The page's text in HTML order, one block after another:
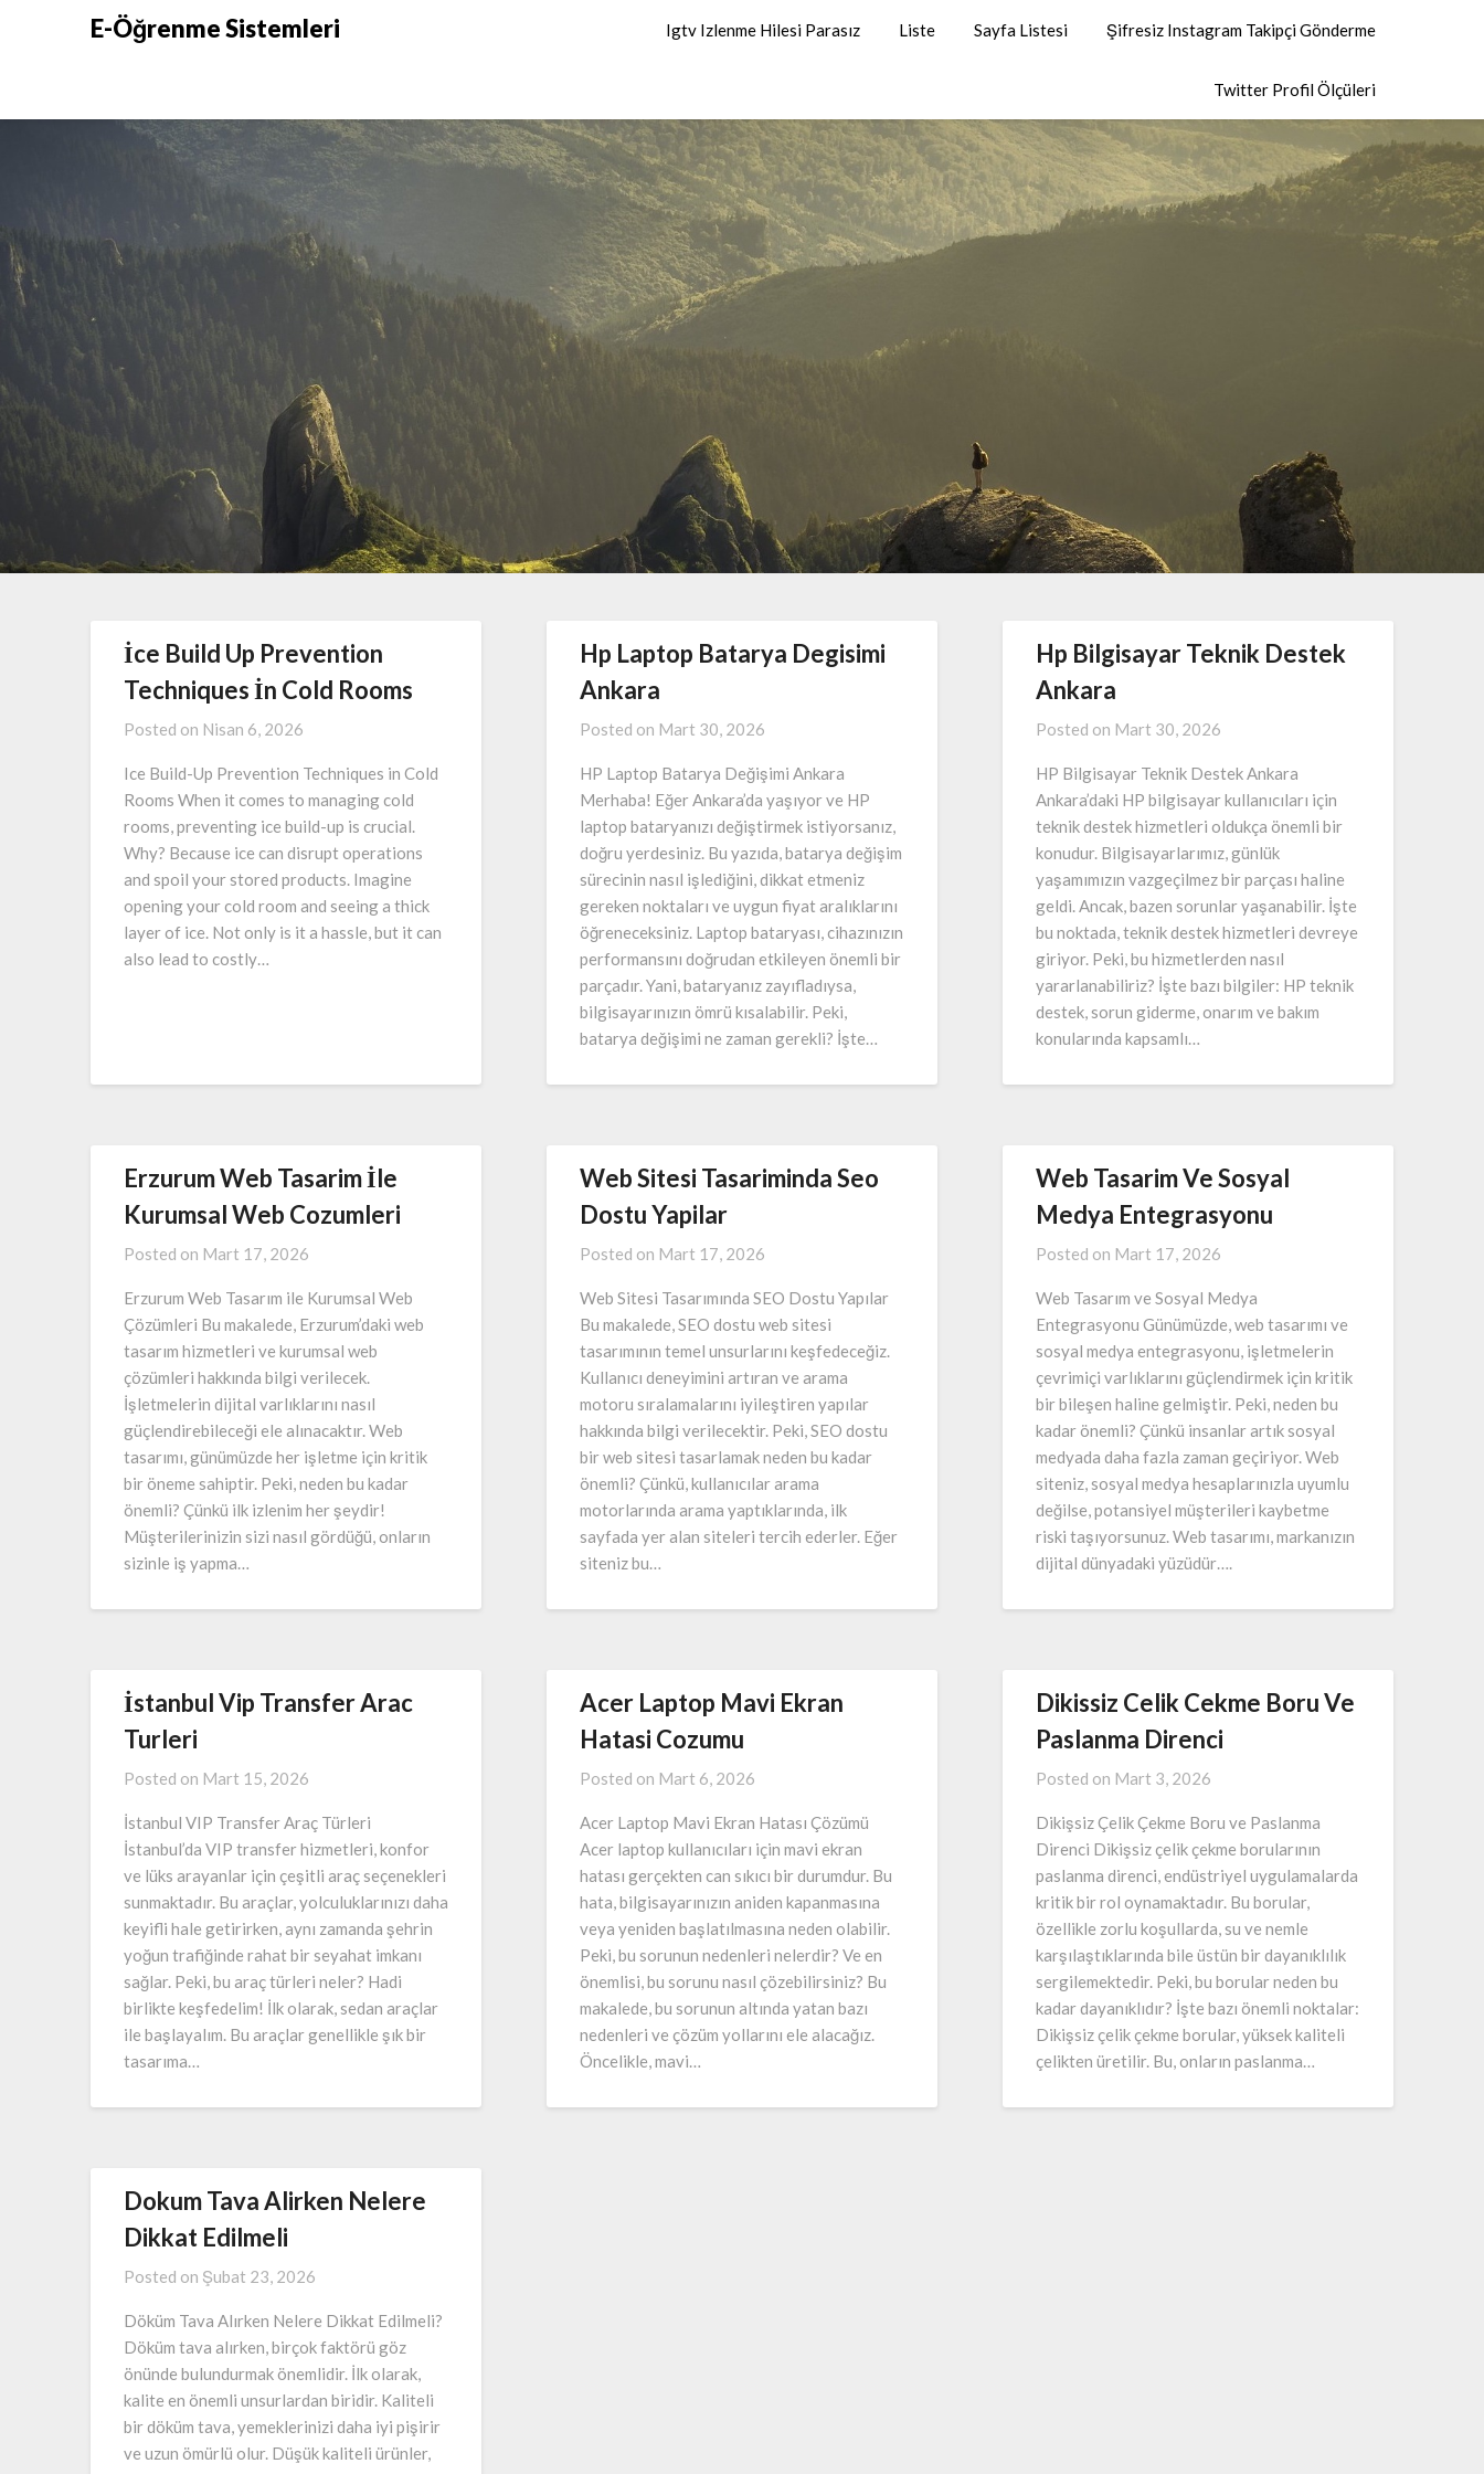
E-Öğrenme Sistemleri Igtv Izlenme Hilesi Parasız Liste Sayfa Listesi Şifresiz Instagram Takipçi Gönderme
Twitter Profil Ölçüleri
İce Build Up Prevention
Techniques İn Cold Rooms
Posted on Nisan 6, 2026
Ice Build-Up Prevention Techniques in Cold
Rooms When it comes to managing cold
rooms, preventing ice build-up is crucial.
Why? Because ice can disrupt operations
and spoil your stored products. Imagine
opening your cold room and seeing a thick
layer of ice. Not only is it a hassle, but it can
also lead to costly…
Hp Laptop Batarya Degisimi
Ankara
Posted on Mart 30, 2026
HP Laptop Batarya Değişimi Ankara
Merhaba! Eğer Ankara’da yaşıyor ve HP
laptop bataryanızı değiştirmek istiyorsanız,
doğru yerdesiniz. Bu yazıda, batarya değişim
sürecinin nasıl işlediğini, dikkat etmeniz
gereken noktaları ve uygun fiyat aralıklarını
öğreneceksiniz. Laptop bataryası, cihazınızın
performansını doğrudan etkileyen önemli bir
parçadır. Yani, bataryanız zayıfladıysa,
bilgisayarınızın ömrü kısalabilir. Peki,
batarya değişimi ne zaman gerekli? İşte…
Hp Bilgisayar Teknik Destek
Ankara
Posted on Mart 30, 2026
HP Bilgisayar Teknik Destek Ankara
Ankara’daki HP bilgisayar kullanıcıları için
teknik destek hizmetleri oldukça önemli bir
konudur. Bilgisayarlarımız, günlük
yaşamımızın vazgeçilmez bir parçası haline
geldi. Ancak, bazen sorunlar yaşanabilir. İşte
bu noktada, teknik destek hizmetleri devreye
giriyor. Peki, bu hizmetlerden nasıl
yararlanabiliriz? İşte bazı bilgiler: HP teknik
destek, sorun giderme, onarım ve bakım
konularında kapsamlı…
Erzurum Web Tasarim İle
Kurumsal Web Cozumleri
Posted on Mart 17, 2026
Erzurum Web Tasarım ile Kurumsal Web
Çözümleri Bu makalede, Erzurum’daki web
tasarım hizmetleri ve kurumsal web
çözümleri hakkında bilgi verilecek.
İşletmelerin dijital varlıklarını nasıl
güçlendirebileceği ele alınacaktır. Web
tasarımı, günümüzde her işletme için kritik
bir öneme sahiptir. Peki, neden bu kadar
önemli? Çünkü ilk izlenim her şeydir!
Müşterilerinizin sizi nasıl gördüğü, onların
sizinle iş yapma…
Web Sitesi Tasariminda Seo
Dostu Yapilar
Posted on Mart 17, 2026
Web Sitesi Tasarımında SEO Dostu Yapılar
Bu makalede, SEO dostu web sitesi
tasarımının temel unsurlarını keşfedeceğiz.
Kullanıcı deneyimini artıran ve arama
motoru sıralamalarını iyileştiren yapılar
hakkında bilgi verilecektir. Peki, SEO dostu
bir web sitesi tasarlamak neden bu kadar
önemli? Çünkü, kullanıcılar arama
motorlarında arama yaptıklarında, ilk
sayfada yer alan siteleri tercih ederler. Eğer
siteniz bu…
Web Tasarim Ve Sosyal
Medya Entegrasyonu
Posted on Mart 17, 2026
Web Tasarım ve Sosyal Medya
Entegrasyonu Günümüzde, web tasarımı ve
sosyal medya entegrasyonu, işletmelerin
çevrimiçi varlıklarını güçlendirmek için kritik
bir bileşen haline gelmiştir. Peki, neden bu
kadar önemli? Çünkü insanlar artık sosyal
medyada daha fazla zaman geçiriyor. Web
siteniz, sosyal medya hesaplarınızla uyumlu
değilse, potansiyel müşterileri kaybetme
riski taşıyorsunuz. Web tasarımı, markanızın
dijital dünyadaki yüzüdür….
İstanbul Vip Transfer Arac
Turleri
Posted on Mart 15, 2026
İstanbul VIP Transfer Araç Türleri
İstanbul’da VIP transfer hizmetleri, konfor
ve lüks arayanlar için çeşitli araç seçenekleri
sunmaktadır. Bu araçlar, yolculuklarınızı daha
keyifli hale getirirken, aynı zamanda şehrin
yoğun trafiğinde rahat bir seyahat imkanı
sağlar. Peki, bu araç türleri neler? Hadi
birlikte keşfedelim! İlk olarak, sedan araçlar
ile başlayalım. Bu araçlar genellikle şık bir
tasarıma…
Acer Laptop Mavi Ekran
Hatasi Cozumu
Posted on Mart 6, 2026
Acer Laptop Mavi Ekran Hatası Çözümü
Acer laptop kullanıcıları için mavi ekran
hatası gerçekten can sıkıcı bir durumdur. Bu
hata, bilgisayarınızın aniden kapanmasına
veya yeniden başlatılmasına neden olabilir.
Peki, bu sorunun nedenleri nelerdir? Ve en
önemlisi, bu sorunu nasıl çözebilirsiniz? Bu
makalede, bu sorunun altında yatan bazı
nedenleri ve çözüm yollarını ele alacağız.
Öncelikle, mavi…
Dikissiz Celik Cekme Boru Ve
Paslanma Direnci
Posted on Mart 3, 2026
Dikişsiz Çelik Çekme Boru ve Paslanma
Direnci Dikişsiz çelik çekme borularının
paslanma direnci, endüstriyel uygulamalarda
kritik bir rol oynamaktadır. Bu borular,
özellikle zorlu koşullarda, su ve nemle
karşılaştıklarında bile üstün bir dayanıklılık
sergilemektedir. Peki, bu borular neden bu
kadar dayanıklıdır? İşte bazı önemli noktalar:
Dikişsiz çelik çekme borular, yüksek kaliteli
çelikten üretilir. Bu, onların paslanma…
Dokum Tava Alirken Nelere
Dikkat Edilmeli
Posted on Şubat 23, 2026
Döküm Tava Alırken Nelere Dikkat Edilmeli?
Döküm tava alırken, birçok faktörü göz
önünde bulundurmak önemlidir. İlk olarak,
kalite en önemli unsurlardan biridir. Kaliteli
bir döküm tava, yemeklerinizi daha iyi pişirir
ve uzun ömürlü olur. Düşük kaliteli ürünler,